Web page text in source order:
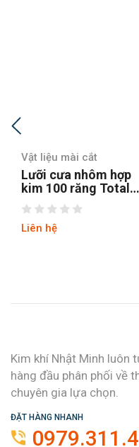
mài cắt
cưa nhôm hợp
răng Total
254mm
Kim khí Nhật Minh luôn
hàng đầu phân phối về
chuyên gia lựa chọn.
ĐẶT HÀNG NHANH